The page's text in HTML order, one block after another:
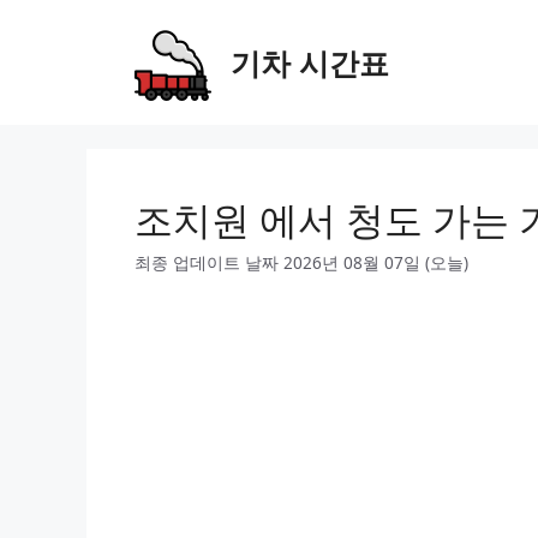
기차 시간표
조치원 에서 청도 가는
최종 업데이트 날짜 2026년 08월 07일 (오늘)